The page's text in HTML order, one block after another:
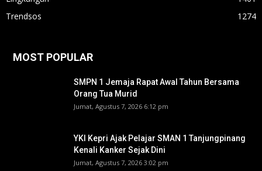
Trendsos
1274
MOST POPULAR
SMPN 1 Jemaja Rapat Awal Tahun Bersama
Orang Tua Murid ‎
Jumat, Agustus 7, 2026 6:12 pm
YKI Kepri Ajak Pelajar SMAN 1 Tanjungpinang
Kenali Kanker Sejak Dini
Jumat, Agustus 7, 2026 3:02 pm